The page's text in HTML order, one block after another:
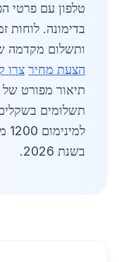
טלפון עם פרטי
ותשלום מקדמה של 20 אחוז בסך 15000
הצעת מחיר צרו
תיאור מפורט של
תשלומים
בשנת 2026.